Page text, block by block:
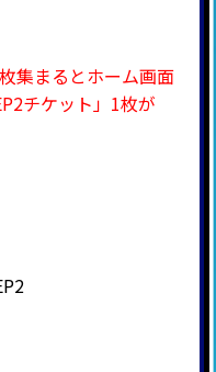
集まるとホーム画面
チケット」1枚が